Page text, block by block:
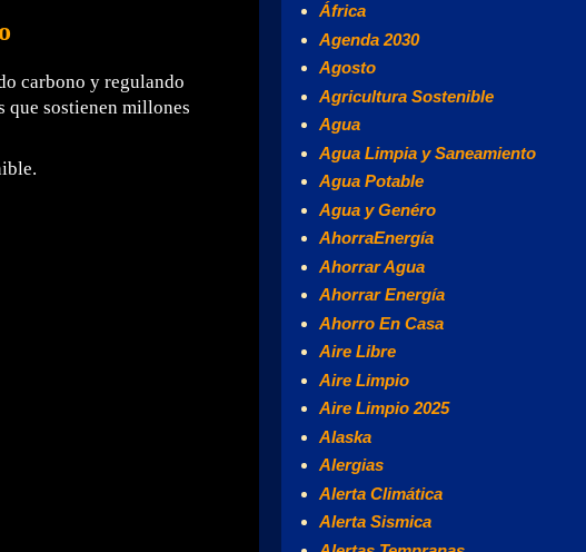
carbono y regulando
que sostienen millones
África
Agenda 2030
Agosto
Agricultura Sostenible
Agua
Agua Limpia y Saneamiento
Agua Potable
Agua y Genéro
AhorraEnergía
Ahorrar Agua
Ahorrar Energía
Ahorro En Casa
Aire Libre
Aire Limpio
Aire Limpio 2025
Alaska
Alergias
Alerta Climática
Alerta Sismica